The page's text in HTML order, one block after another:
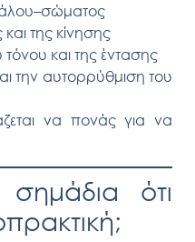
της κίνησης
και της έντασης
την αυτορρύθμιση του
να πονάς για να
ότι